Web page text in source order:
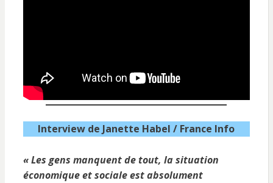
Interview de Janette Habel / France Info
« Les gens manquent de tout, la situation
économique et sociale est absolument